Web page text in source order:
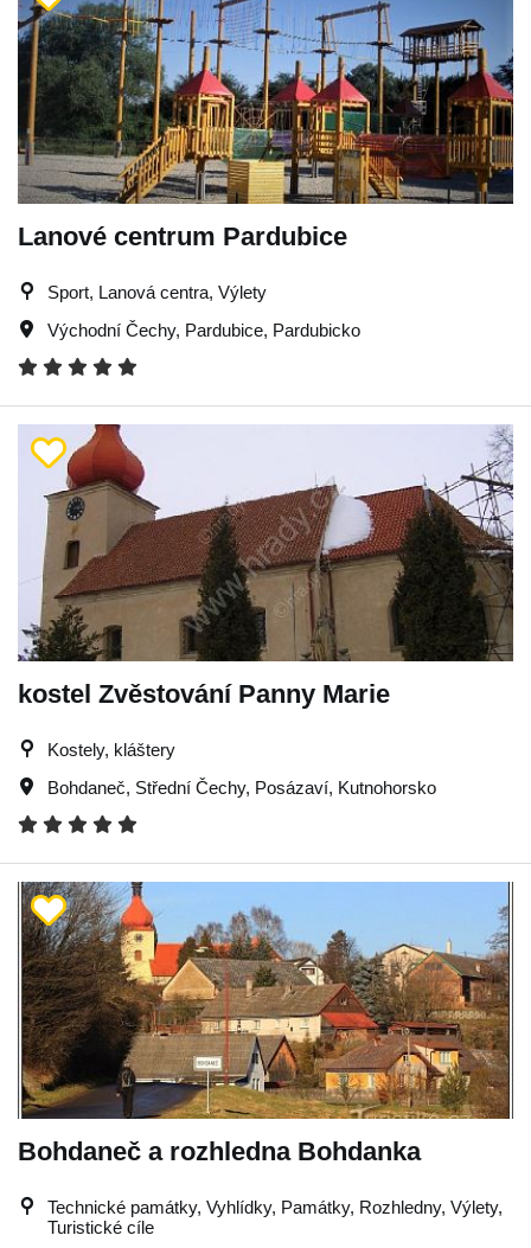
Lanové centrum Pardubice
Sport, Lanová centra, Výlety
Východní Čechy, Pardubice, Pardubicko
kostel Zvěstování Panny Marie
Kostely, kláštery
Bohdaneč, Střední Čechy, Posázaví, Kutnohorsko
Bohdaneč a rozhledna Bohdanka
Technické památky, Vyhlídky, Památky, Rozhledny, Výlety,
Turistické cíle